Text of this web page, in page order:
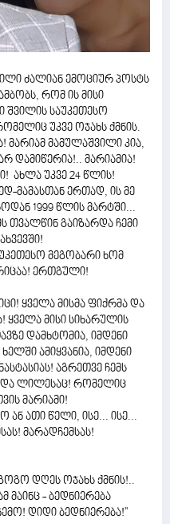
ძალიან ემოციურ პოსტს
რომ ის მისი
შვილის საუკეთესო
უკვე ოჯახს ქმნის.
მარიამ მამულაშვილი კია,
დამიწერია!.. მარიამია!
ახლა უკვე 24 წლის!
მამასთან ერთად, ის მე
1999 წლის მარტში...
თვალწინ გაიზარდა ჩემი
მეგობარი ხომ
ერთგული!
ყველა მისმა ფიქრმა და
ყველა მისი სიხარულის
დამხტომია, იმდენი
ამიყვანია, იმდენი
აგრეთვე ჩემს
და ლილესაც! რომელიც
მარიამი!
ათი წელი, ისე... ისე...
მარადჩემსას!
დღეს ოჯახს ქმნის!..
მაინც - ბედნიერება
დიდი ბედნიერება!''